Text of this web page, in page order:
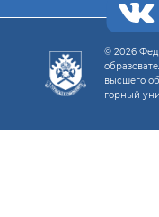
© 2026
высшего
горный